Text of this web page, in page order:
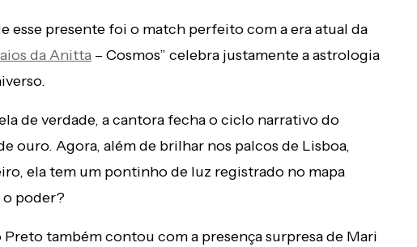
esse presente foi o match perfeito com a era atual da
da Anitta – Cosmos” celebra justamente a astrologia
de verdade, a cantora fecha o ciclo narrativo do
ouro. Agora, além de brilhar nos palcos de Lisboa,
ela tem um pontinho de luz registrado no mapa
o poder?
Preto também contou com a presença surpresa de Mari